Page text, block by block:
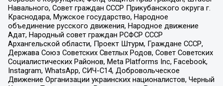
Навального, Совет граждан СССР Прикубанского округа г.
Краснодара, Мужское государство, Народное
объединение русского движения, Народное движение
Адат, Народный совет граждан РСФСР СССР
Архангельской области, Проект Штурм, Граждане СССР,
Держава Союз Советских Светлых Родов, Совет Советских
Социалистических Районов, Meta Platforms Inc, Facebook,
Instagram, WhatsApp, СИЧ-С14, Добровольческое
Движение Организации украинских националистов, Черный